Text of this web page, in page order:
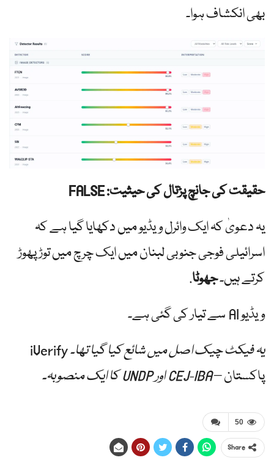
بھی انکشاف ہوا۔
حقیقت کی جانچ پڑتال کی حیثیت: FALSE
یہ دعویٰ کہ ایک وائرل ویڈیو میں دکھایا گیا ہے کہ
اسرائیلی فوجی جنوبی لبنان میں ایک چرچ میں توڑ پھوڑ
کرتے ہیں۔جھوٹا.
ویڈیو AI سے تیار کی گئی ہے۔
یہ فیکٹ چیک اصل میں شائع کیا گیا تھا۔iVerify
پاکستان– CEJ-IBA اور UNDP کا ایک منصوبہ۔
50
Share